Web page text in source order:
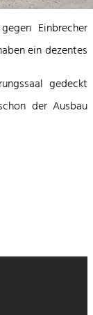
Einbrecher
ein dezentes
gedeckt
der Ausbau